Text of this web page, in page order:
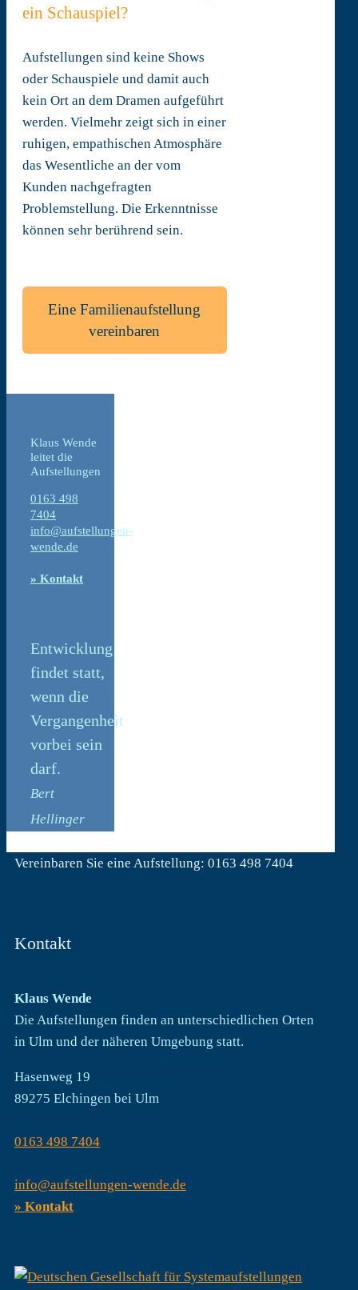
ein Schauspiel?
Aufstellungen sind keine Shows
oder Schauspiele und damit auch
kein Ort an dem Dramen aufgeführt
werden. Vielmehr zeigt sich in einer
ruhigen, empathischen Atmosphäre
das Wesentliche an der vom
Kunden nachgefragten
Problemstellung. Die Erkenntnisse
können sehr berührend sein.
Eine Familienaufstellung
vereinbaren
Klaus Wende
leitet die
Aufstellungen
0163 498
7404
info@aufstellungen-
wende.de
» Kontakt
Entwicklung
findet statt,
wenn die
Vergangenheit
vorbei sein
darf.
Bert
Hellinger
Vereinbaren Sie eine Aufstellung: 0163 498 7404
Kontakt
Klaus Wende
Die Aufstellungen finden an unterschiedlichen Orten
in Ulm und der näheren Umgebung statt.
Hasenweg 19
89275 Elchingen bei Ulm
0163 498 7404
info@aufstellungen-wende.de
» Kontakt